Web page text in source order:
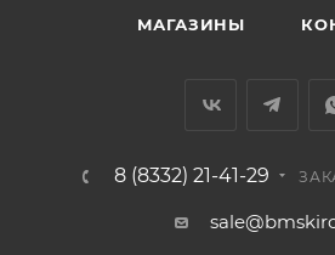
отсутствии подъездных путей
Доставка заказов по России не
МАГАЗИНЫ
8 (8332) 21-41-29